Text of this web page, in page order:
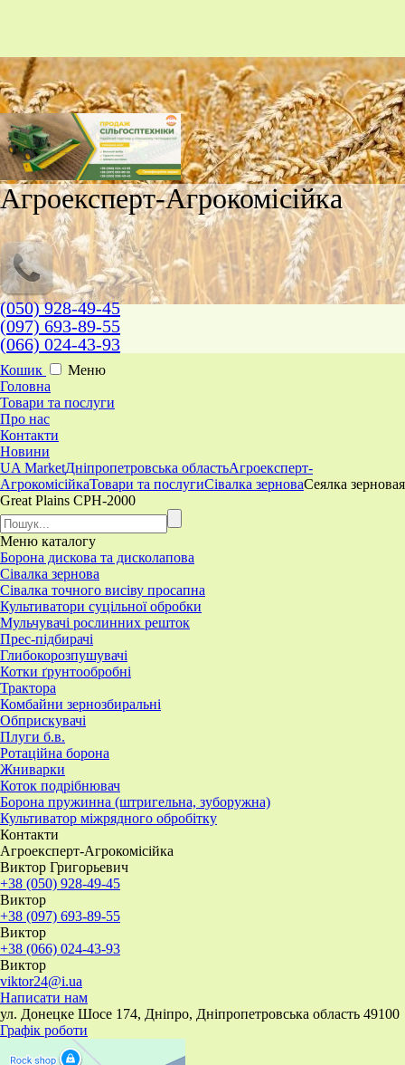
Агроексперт-Агрокомісійка
(050) 928-49-45
(097) 693-89-55
(066) 024-43-93
Кошик
Меню
Головна
Товари та послуги
Про нас
Контакти
Новини
UA MarketДніпропетровська областьАгроексперт-
АгрокомісійкаТовари та послугиСівалка зернова​Сеялка зерновая
Great Plains CPH-2000
Меню каталогу
Борона дискова та дисколапова
Сівалка зернова
Сівалка точного висіву просапна
Культиватори суцільної обробки
Мульчувачі рослинних решток
Прес-підбирачі
Глибокорозпушувачі
Котки ґрунтообробні
Трактора
Комбайни зернозбиральні
Обприскувачі
Плуги б.в.
Ротаційна борона
Жниварки
Коток подрібнювач
Борона пружинна (штригельна, зуборужна)
​Культиватор міжрядного обробітку
Контакти
Агроексперт-Агрокомісійка
Виктор Григорьевич
+38 (050) 928-49-45
Виктор
+38 (097) 693-89-55
Виктор
+38 (066) 024-43-93
Виктор
viktor24@i.ua
Написати нам
ул. Донецке Шосе 174, Дніпро, Дніпропетровська область 49100
Графік роботи